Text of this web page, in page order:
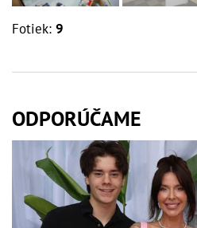
Fotiek: 9
ODPORÚČAME